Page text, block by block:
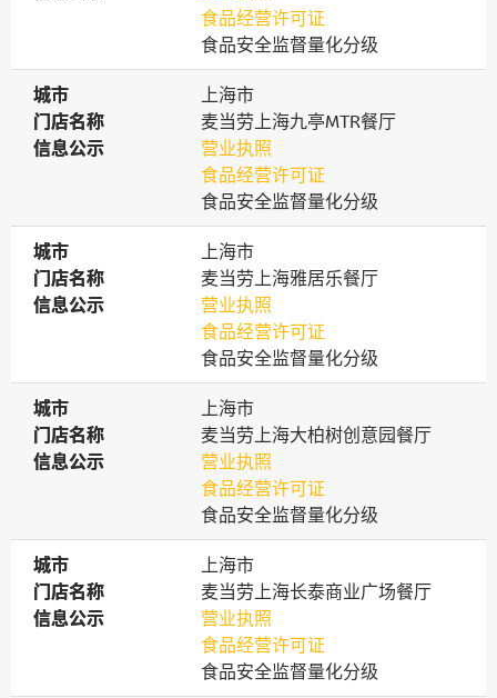
食品经营许可证
食品安全监督量化分级
城市
城市
上海市
门店名称
门店名称
麦当劳上海九亭MTR餐厅
信息公示
信息公示
营业执照
食品经营许可证
食品安全监督量化分级
城市
城市
上海市
门店名称
门店名称
麦当劳上海雅居乐餐厅
信息公示
信息公示
营业执照
食品经营许可证
食品安全监督量化分级
城市
城市
上海市
门店名称
门店名称
麦当劳上海大柏树创意园餐厅
信息公示
信息公示
营业执照
食品经营许可证
食品安全监督量化分级
城市
城市
上海市
门店名称
门店名称
麦当劳上海长泰商业广场餐厅
信息公示
信息公示
营业执照
食品经营许可证
食品安全监督量化分级